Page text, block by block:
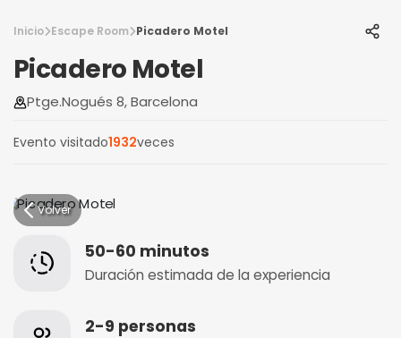
Inicio Escape Room Picadero Motel
Picadero Motel
Ptge.Nogués 8, Barcelona
Evento visitado1932veces
Volver
50-60 minutos
Duración estimada de la experiencia
2-9 personas